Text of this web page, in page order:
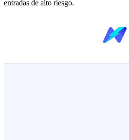
entradas de alto riesgo.